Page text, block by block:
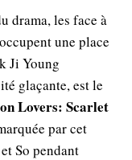
drama, les face à
une place
Ji Young
glaçante, est le
Lovers: Scarlet
par cet
So pendant